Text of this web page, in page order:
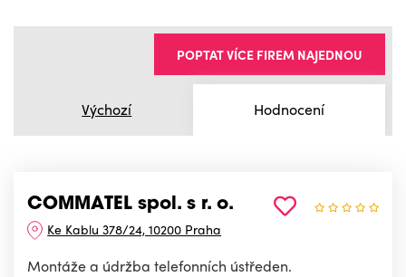
Výchozí Hodnocení
POPTAT VÍCE FIREM NAJEDNOU
COMMATEL spol. s r. o.
Ke Kablu 378/24, 10200 Praha
Montáže a údržba telefonních ústředen.